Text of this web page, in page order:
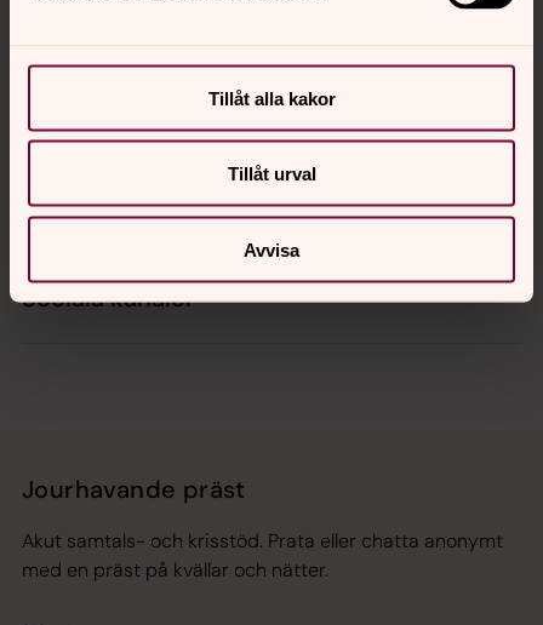
Tillåt alla kakor
Tillåt urval
Avvisa
Hitta snabbt
Sociala kanaler
Jourhavande präst
Akut samtals- och krisstöd. Prata eller chatta anonymt
med en präst på kvällar och nätter.